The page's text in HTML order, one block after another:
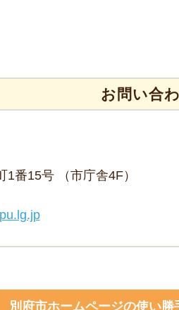
お問い合
番15号 （市庁舎4F）
別府市ホームページの使い勝